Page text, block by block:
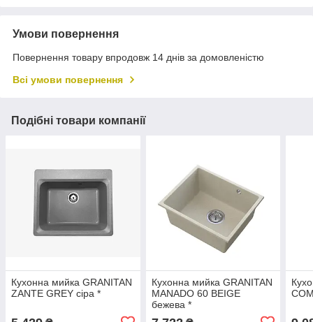
Умови повернення
Повернення товару впродовж 14 днів за домовленістю
Всі умови повернення
Подібні товари компанії
Кухонна мийка GRANITAN
ZANTE GREY сіра *
Кухонна мийка GRANITAN
MANADO 60 BEIGE
бежева *